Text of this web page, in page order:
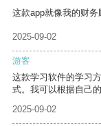
这款app就像我的财务
2025-09-02
游客
这款学习软件的学习
式。我可以根据自己
2025-09-02